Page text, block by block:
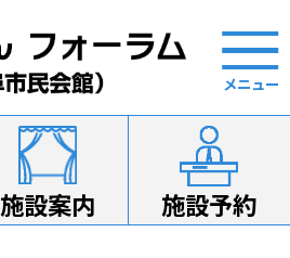
施設案内 施設予約